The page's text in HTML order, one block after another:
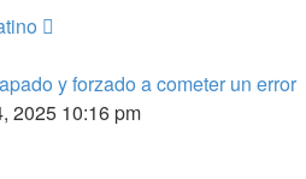
y forzado a cometer un error
2025 10:16 pm